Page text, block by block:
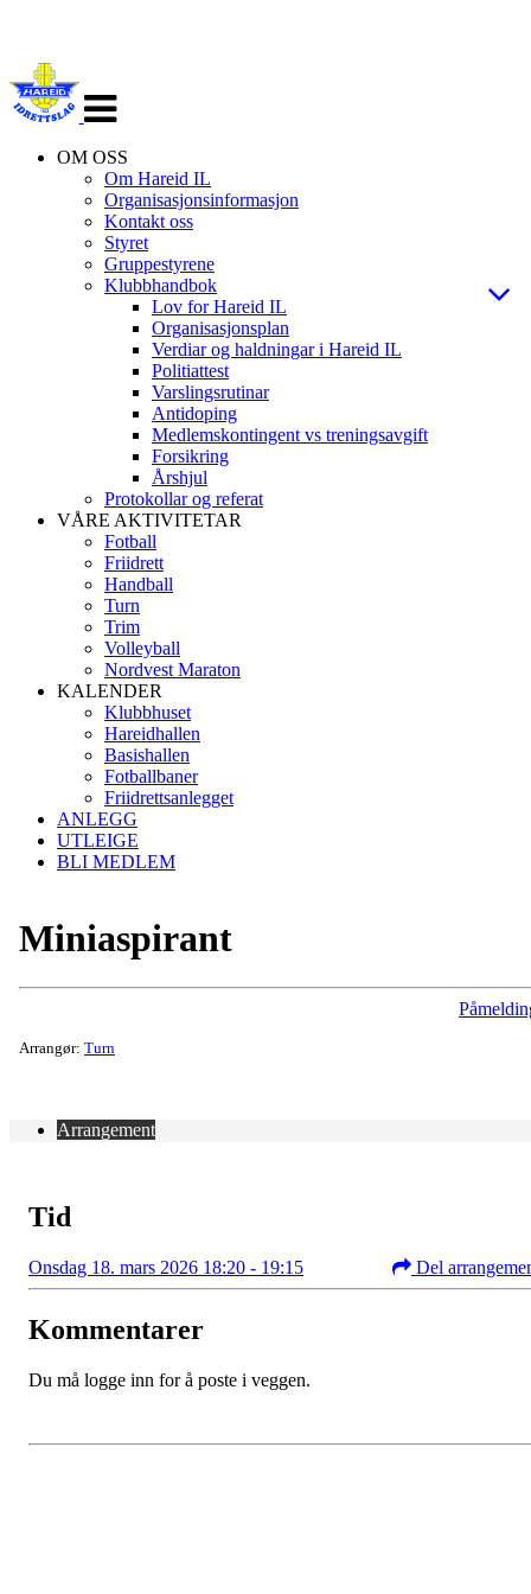
navigasjon
OM OSS
Om Hareid IL
Organisasjonsinformasjon
Kontakt oss
Styret
Gruppestyrene
Klubbhandbok
Lov for Hareid IL
Organisasjonsplan
Verdiar og haldningar i Hareid IL
Politiattest
Varslingsrutinar
Antidoping
Medlemskontingent vs treningsavgift
Forsikring
Årshjul
Protokollar og referat
VÅRE AKTIVITETAR
Fotball
Friidrett
Handball
Turn
Trim
Volleyball
Nordvest Maraton
KALENDER
Klubbhuset
Hareidhallen
Basishallen
Fotballbaner
Friidrettsanlegget
ANLEGG
UTLEIGE
BLI MEDLEM
Miniaspirant
Arrangør: Turn
Arrangement
Tid
Onsdag 18. mars 2026 18:20 - 19:15 Del
Kommentarer
Du må logge inn for å poste i veggen.